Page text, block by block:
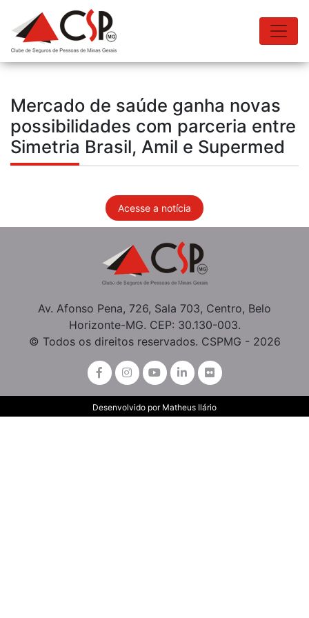
Mercado de saúde ganha novas
possibilidades com parceria entre
Simetria Brasil, Amil e Supermed
Acesse a notícia
Av. Afonso Pena, 726, Sala 703, Centro, Belo
Horizonte-MG. CEP: 30.130-003.
© Todos os direitos reservados. CSPMG - 2026
Desenvolvido por Matheus Ilário